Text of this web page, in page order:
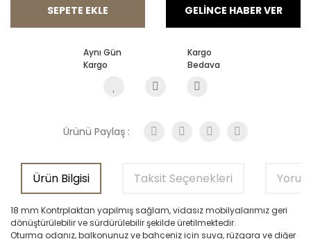
SEPETE EKLE GELİNCE HABER VER
Aynı Gün
Kargo
Kargo
Bedava
Ürünü Paylaş :
Ürün Bilgisi Taksit Seçenekleri
18 mm Kontrplaktan yapılmış sağlam, vidasız mobilyalarımız geri
dönüştürülebilir ve sürdürülebilir şekilde üretilmektedir.
Oturma odanız, balkonunuz ve bahçeniz için suya, rüzgara ve diğer